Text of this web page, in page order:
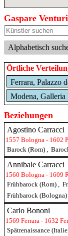
Gaspare
Alphabetisch
Örtliche
Ferrara, Palazzo
Modena, Galleria
Beziehungen
Agostino Carracci
1557 Bologna - 1602
Barock (Rom) ,
Annibale Carracci
1560 Bologna - 1609
Frühbarock (Rom) ,
Frühbarock (Bologna)
Carlo Bononi
1569 Ferrara - 1632
Spätrenaissance